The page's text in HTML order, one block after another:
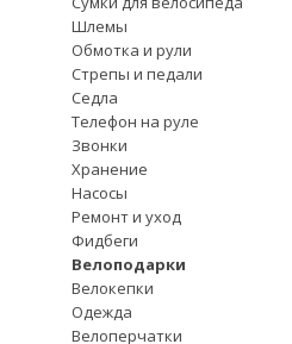
Шлемы
Обмотка и рули
Стрепы и педали
Седла
Телефон на руле
Звонки
Хранение
Насосы
Ремонт и уход
Фидбеги
Велоподарки
Велокепки
Одежда
Велоперчатки